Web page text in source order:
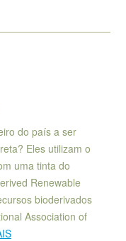
do país a ser
Eles utilizam o
uma tinta do
Renewable
bioderivados
Association of